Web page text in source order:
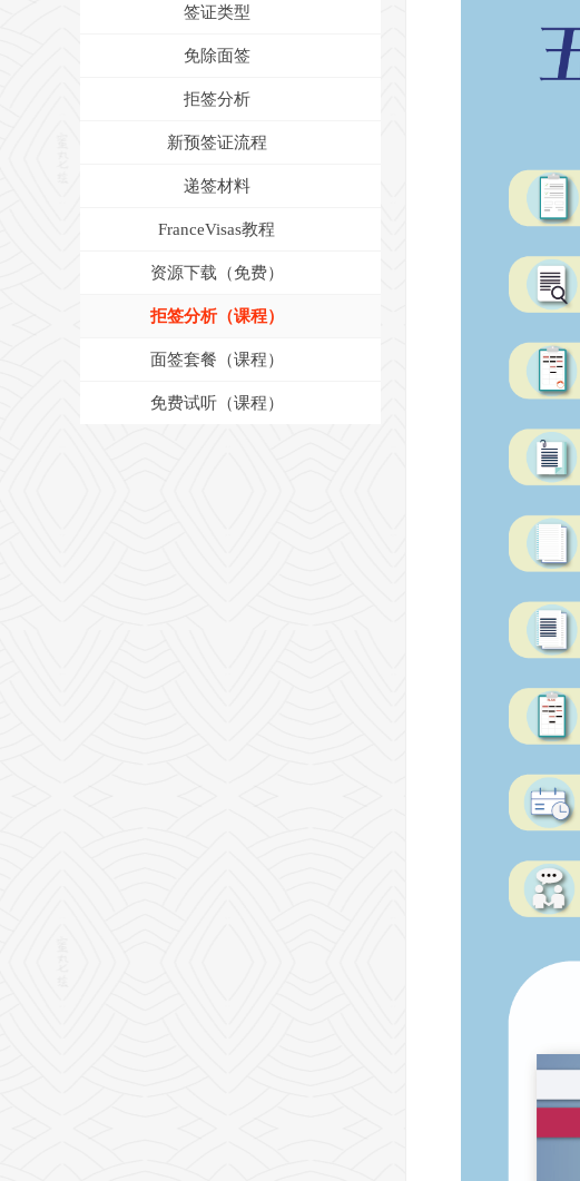
签证类型
免除面签
拒签分析
新预签证流程
递签材料
FranceVisas教程
资源下载（免费）
拒签分析（课程）
面签套餐（课程）
免费试听（课程）